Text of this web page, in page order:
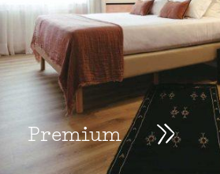
Premium